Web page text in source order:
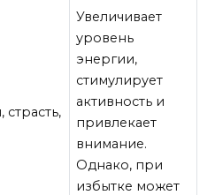
страсть,
Увеличивает
уровень
энергии,
стимулирует
активность и
привлекает
внимание.
Однако, при
избытке может